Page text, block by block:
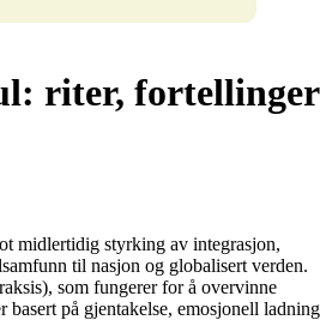
riter, fortellinger
midlertidig styrking av integrasjon,
til nasjon og globalisert verden.
som fungerer for å overvinne
på gjentakelse, emosjonell ladning